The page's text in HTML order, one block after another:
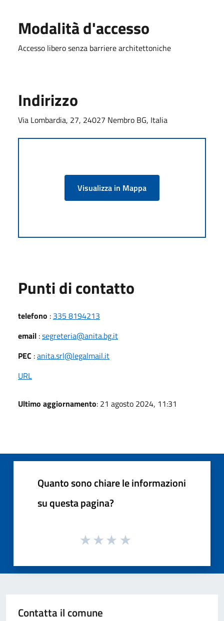
Modalità d'accesso
Accesso libero senza barriere architettoniche
Indirizzo
Via Lombardia, 27, 24027 Nembro BG, Italia
Visualizza in Mappa
Punti di contatto
telefono : 335 8194213
email :segreteria@anita.bg.it
PEC :anita.srl@legalmail.it
URL
Ultimo aggiornamento: 21 agosto 2024, 11:31
Quanto sono chiare le informazioni
su questa pagina?
Contatta il comune